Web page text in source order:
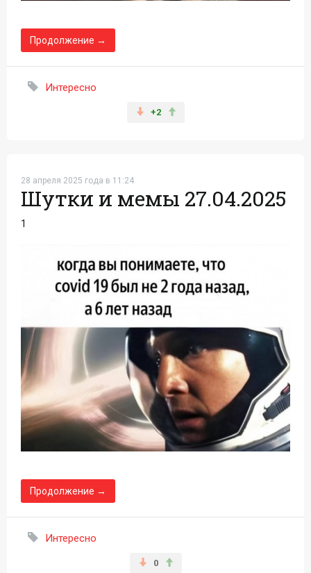
Продолжение →
Интересно
+2
28 апреля 2025 года в 11:24
Шутки и мемы 27.04.2025
1
Продолжение →
Интересно
0